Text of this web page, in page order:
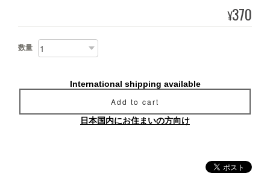
¥370
数量
International shipping available
Add to cart
日本国内にお住まいの方向け